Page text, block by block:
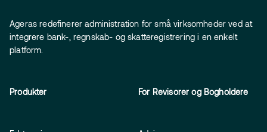
Ageras redefinerer administration for små virksomheder ved at
integrere bank-, regnskab- og skatteregistrering i en enkelt
platform.
Produkter For Revisorer og Bogholdere